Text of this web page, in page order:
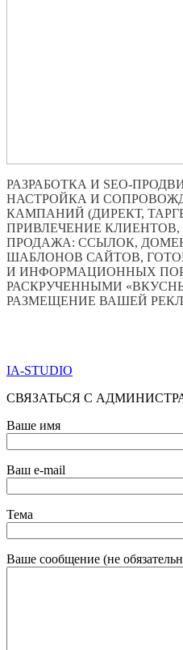
РАЗРАБОТКА И SEO-
НАСТРОЙКА И
КАМПАНИЙ (ДИРЕКТ,
ПРИВЛЕЧЕНИЕ КЛИЕНТОВ,
ПРОДАЖА: ССЫЛОК,
ШАБЛОНОВ САЙТОВ,
И ИНФОРМАЦИОННЫХ
РАСКРУЧЕННЫМИ
РАЗМЕЩЕНИЕ ВАШЕЙ
IA-STUDIO
СВЯЗАТЬСЯ С
Ваше имя
Ваш e-mail
Тема
Ваше сообщение (не